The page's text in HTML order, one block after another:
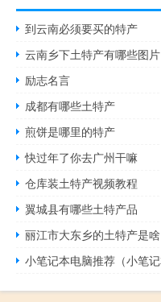
到云南必须要买的特产
云南乡下土特产有哪些图片
励志名言
成都有哪些土特产
煎饼是哪里的特产
快过年了你去广州干嘛
仓库装土特产视频教程
翼城县有哪些土特产品
丽江市大东乡的土特产是啥
小笔记本电脑推荐（小笔记